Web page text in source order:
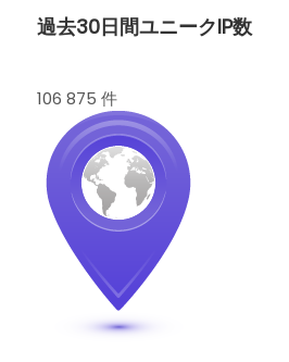
過去30日間ユニークIP数
106 875 件